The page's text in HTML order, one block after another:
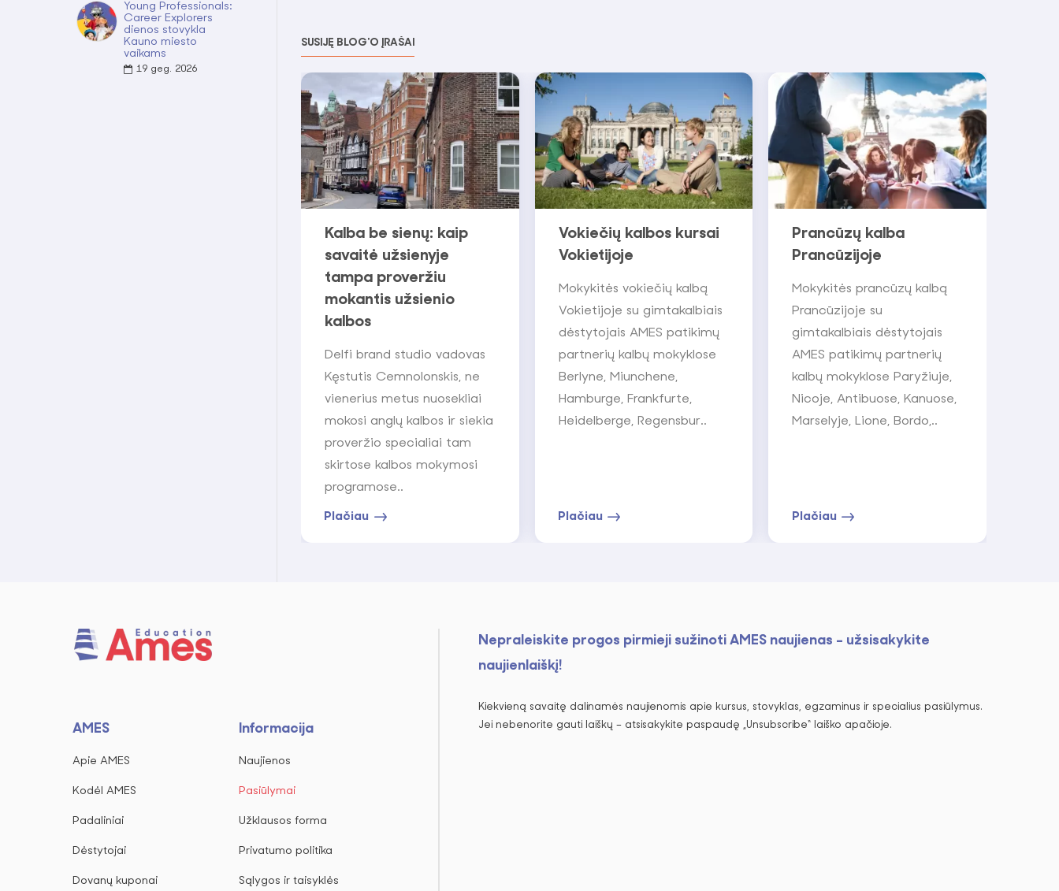
Young Professionals:
Career Explorers
dienos stovykla
Kauno miesto
vaikams
19 geg. 2026
SUSIJĘ BLOG'O ĮRAŠAI
Kalba be sienų: kaip
savaitė užsienyje
tampa proveržiu
mokantis užsienio
kalbos
Delfi brand studio vadovas
Kęstutis Cemnolonskis, ne
vienerius metus nuosekliai
mokosi anglų kalbos ir siekia
proveržio specialiai tam
skirtose kalbos mokymosi
programose..
Plačiau
Vokiečių kalbos kursai
Vokietijoje
Mokykitės vokiečių kalbą
Vokietijoje su gimtakalbiais
dėstytojais AMES patikimų
partnerių kalbų mokyklose
Berlyne, Miunchene,
Hamburge, Frankfurte,
Heidelberge, Regensbur..
Plačiau
Prancūzų kalba
Prancūzijoje
Mokykitės prancūzų kalbą
Prancūzijoje su
gimtakalbiais dėstytojais
AMES patikimų partnerių
kalbų mokyklose Paryžiuje,
Nicoje, Antibuose, Kanuose,
Marselyje, Lione, Bordo,..
Plačiau
AMES
Apie AMES
Kodėl AMES
Padaliniai
Dėstytojai
Dovanų kuponai
Informacija
Naujienos
Pasiūlymai
Užklausos forma
Privatumo politika
Sąlygos ir taisyklės
Nepraleiskite progos pirmieji sužinoti AMES naujienas - užsisakykite
naujienlaiškį!
Kiekvieną savaitę dalinamės naujienomis apie kursus, stovyklas, egzaminus ir specialius pasiūlymus.
Jei nebenorite gauti laiškų – atsisakykite paspaudę „Unsubscribe“ laiško apačioje.